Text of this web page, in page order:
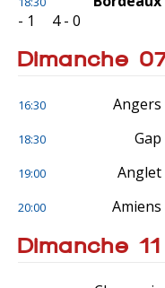
- 1
4 - 0
Dimanche
16:30 Angers
18:30 Gap
19:00 Anglet
20:00 Amiens
Dimanche